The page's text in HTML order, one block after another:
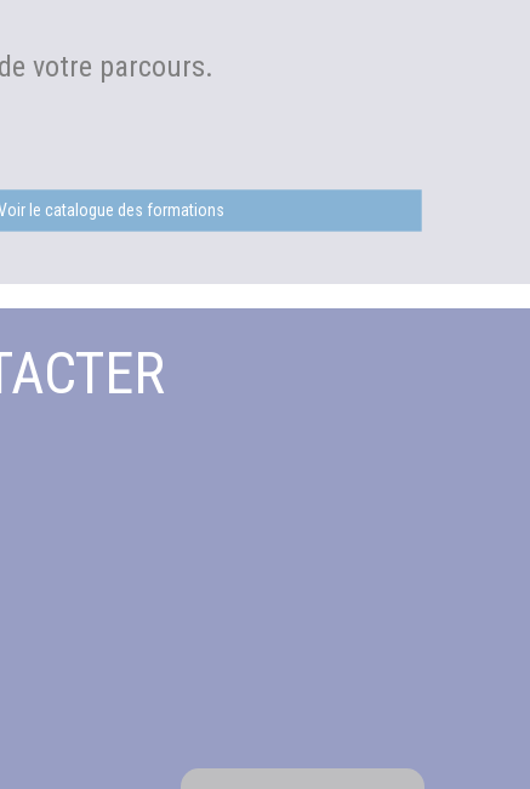
votre parcours.
le catalogue des formations